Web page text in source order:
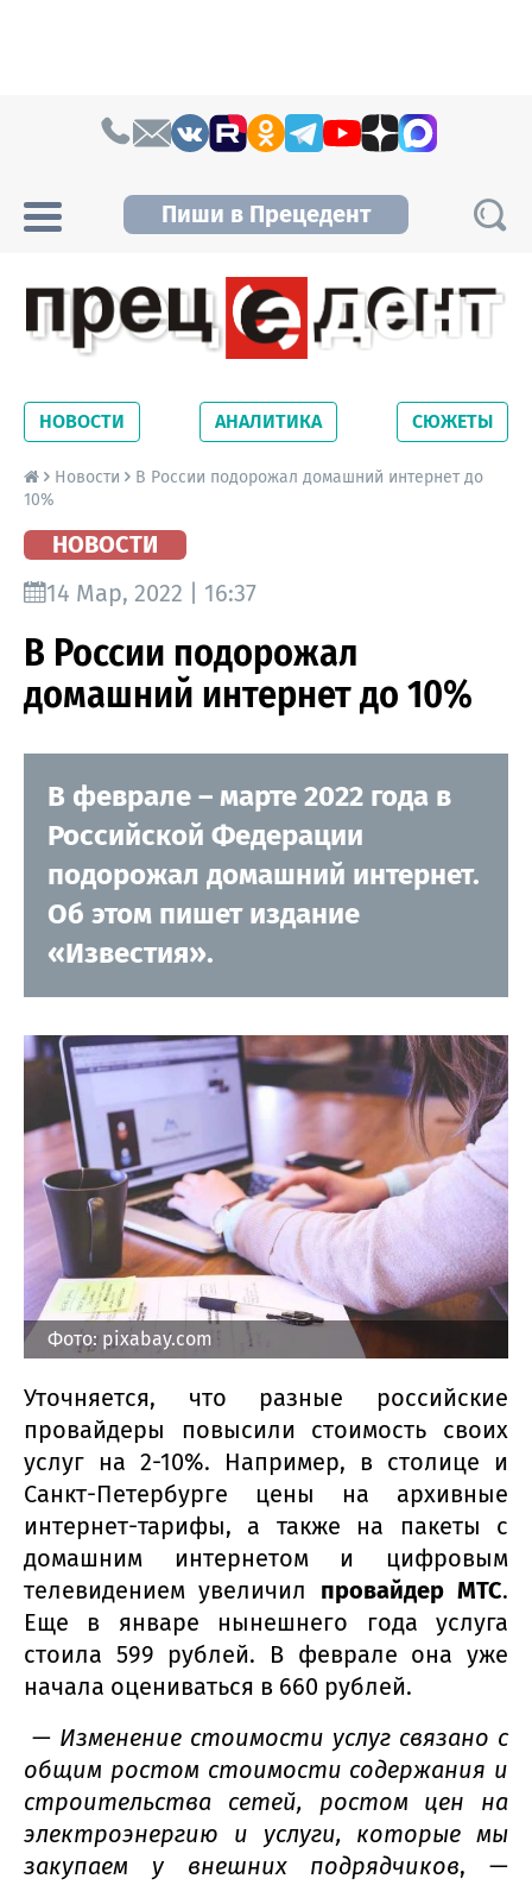
Пиши в Прецедент
Новосибирской области. Читайте свежие
новости на сайте сетевого издания
Precedent.
НОВОСТИ АНАЛИТИКА СЮЖЕТЫ
Новости
В России подорожал домашний интернет до
10%
НОВОСТИ
14 Мар, 2022 | 16:37
В России подорожал
домашний интернет до 10%
В феврале – марте 2022 года в
Российской Федерации
подорожал домашний интернет.
Об этом пишет издание
«Известия».
Фото: pixabay.com
Уточняется, что разные российские
провайдеры повысили стоимость своих
услуг на 2-10%. Например, в столице и
Санкт-Петербурге цены на архивные
интернет-тарифы, а также на пакеты с
домашним интернетом и цифровым
телевидением увеличил провайдер МТС.
Еще в январе нынешнего года услуга
стоила 599 рублей. В феврале она уже
начала оцениваться в 660 рублей.
— Изменение стоимости услуг связано с
общим ростом стоимости содержания и
строительства сетей, ростом цен на
электроэнергию и услуги, которые мы
закупаем у внешних подрядчиков, —